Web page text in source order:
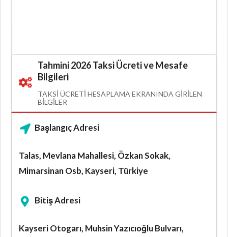
Tahmini 2026 Taksi Ücreti ve Mesafe
Bilgileri
TAKSI ÜCRETI HESAPLAMA EKRANINDA GIRILEN
BILGILER
Başlangıç Adresi
Talas, Mevlana Mahallesi, Özkan Sokak,
Mimarsinan Osb, Kayseri, Türkiye
Bitiş Adresi
Kayseri Otogarı, Muhsin Yazıcıoğlu Bulvarı,